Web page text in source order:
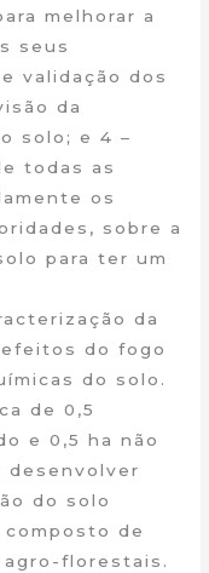
melhorar a
seus
validação dos
da
solo; e 4 –
todas as
os
sobre a
para ter um
da
efeitos do fogo
do solo.
de 0,5
e 0,5 ha não
desenvolver
do solo
de
florestais.